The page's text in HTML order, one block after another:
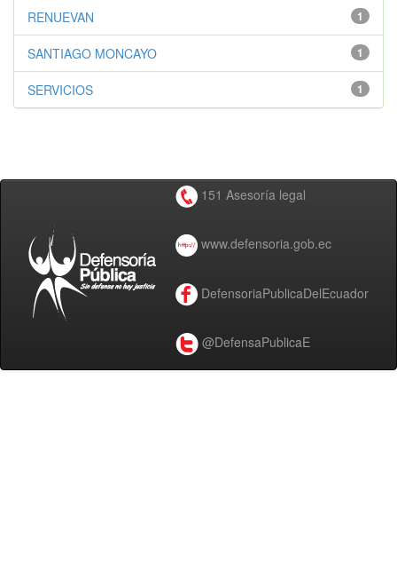
1
RENUEVAN
1
SANTIAGO MONCAYO
1
SERVICIOS
151 Asesoría legal
www.defensoria.gob.ec
DefensoriaPublicaDelEcuador
@DefensaPublicaE